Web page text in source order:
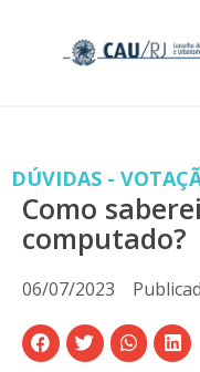
DÚVIDAS -
Como
computado?
06/07/2023